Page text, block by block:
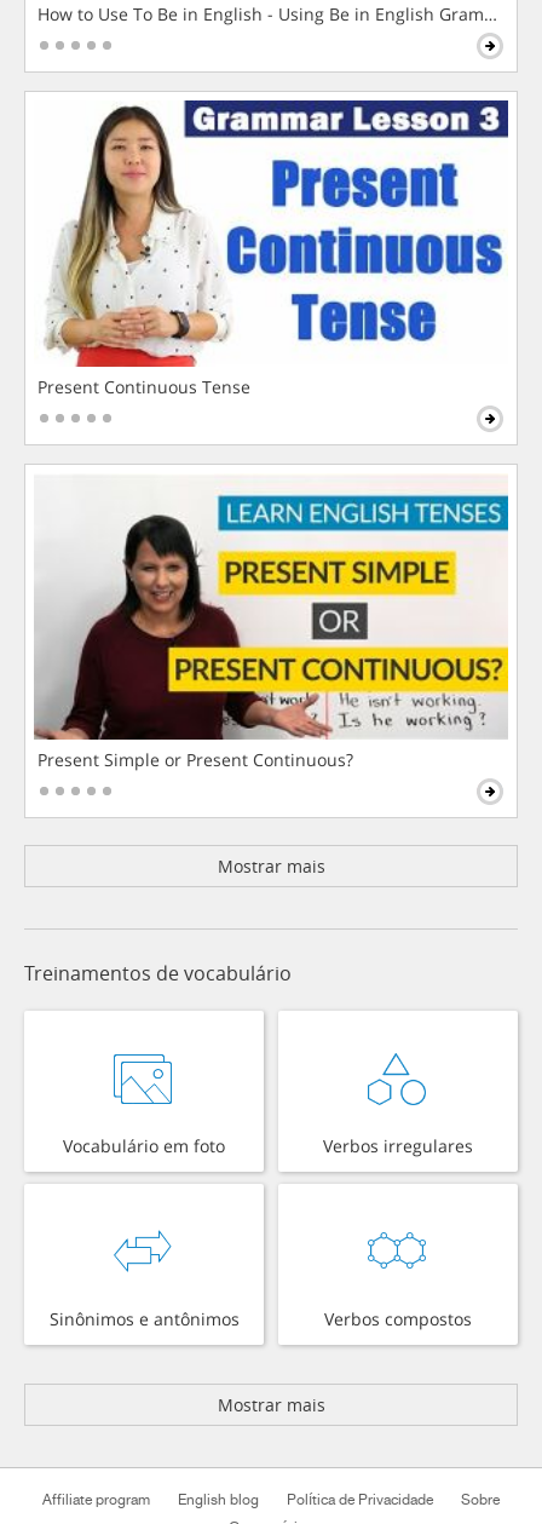
How to Use To Be in English - Using Be in English Grammar
Present Continuous Tense
Present Simple or Present Continuous?
Mostrar mais
Treinamentos de vocabulário
Vocabulário em foto Verbos irregulares
Sinônimos e antônimos Verbos compostos
Mostrar mais
Affiliate program English blog Política de Privacidade
Sobre